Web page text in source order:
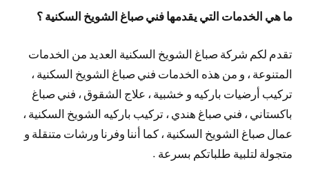
ما هي الخدمات التي يقدمها فني صباغ الشويخ السكنية ؟
تقدم لكم شركة صباغ الشويخ السكنية العديد من الخدمات
المتنوعة ، و من هذه الخدمات فني صباغ الشويخ السكنية ،
تركيب أرضيات باركيه و خشبية ، علاج الشقوق ، فني صباغ
باكستاني ، فني صباغ هندي ، تركيب باركيه الشويخ السكنية ،
عمال صباغ الشويخ السكنية ، كما أننا وفرنا ورشات متنقلة و
متجولة لتلبية طلباتكم بسرعة .